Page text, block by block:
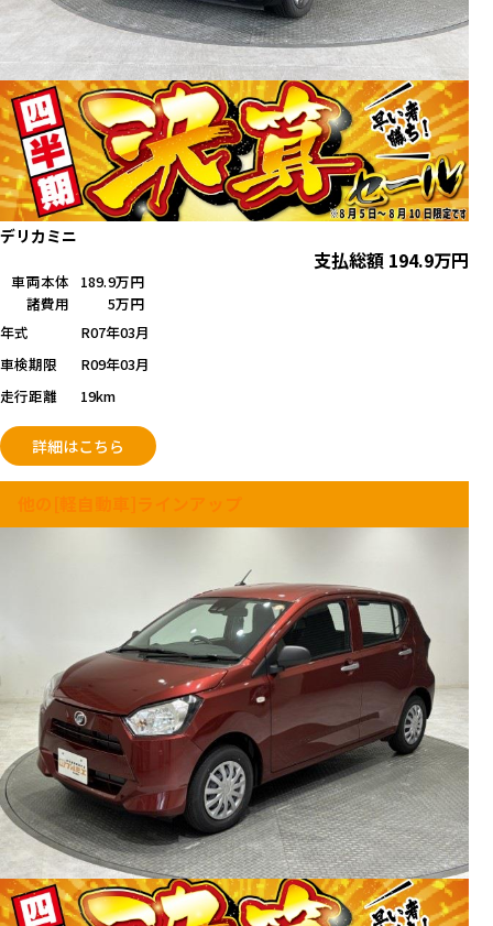
デリカミニ
支払総額 194.9万円
車両本体
189.9万円
諸費用
5万円
年式
R07年03月
車検期限
R09年03月
走行距離
19km
詳細はこちら